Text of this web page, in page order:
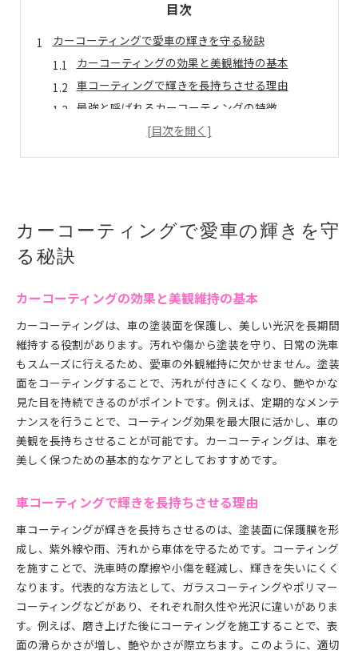
目次
カーコーティングで愛車の輝きを守る秘訣
カーコーティングの効果と美観維持の基本
車コーティングで輝きを長持ちさせる理由
最強と呼ばれるカーコーティングの特徴
ガラスコーティングのメリット活用法
カーコーティングを自分でする際の手順
車コーティング剤の選び方と注意点
カーコーティング初心者のための実践ポイント
カーコーティングでやってはいけないこと
カーコーティングを長持ちさせる実践テクニック
カーコーティング効果を保つ日々の習慣
車コーティング後の適切なメンテナンス法
カーコーティングで洗車頻度を最適化する方法
コーティング剤別の長持ちさせるコツ
カーコーティング車に推奨される洗車方法
気になるデメリットも徹底解説カーコーティング
カーコーティングの一般的なデメリット解説
ガラスコーティングをしない方がいい場合
カーコーティングで失敗しやすいポイント
バッグやスニーカーコーティングの注意点
カーコーティングのコストと効果を比較
カーコーティングで後悔しない選び方
カーコーティングで愛車の輝きを守
る秘訣
カーコーティングの効果と美観維持の基本
カーコーティングは、車の塗装面を保護し、美しい光沢を長期間
維持する役割があります。汚れや傷から塗装を守り、日常の洗車
もスムーズに行えるため、愛車の外観維持に欠かせません。塗装
面をコーティングすることで、汚れが付きにくくなり、艶やかな
見た目を持続できるのがポイントです。例えば、定期的なメンテ
ナンスを行うことで、コーティング効果を最大限に活かし、車の
美観を長持ちさせることが可能です。カーコーティングは、車を
美しく保つための基本的なケアとしておすすめです。
車コーティングで輝きを長持ちさせる理由
車コーティングが輝きを長持ちさせるのは、塗装面に保護膜を形
成し、紫外線や雨、汚れから車体を守るためです。コーティング
を施すことで、洗車時の摩擦や小傷を軽減し、輝きを失いにくく
なります。代表的な方法として、ガラスコーティングやポリマー
コーティングなどがあり、それぞれ耐久性や光沢に違いがありま
す。例えば、磨き上げた後にコーティングを施工することで、表
面の滑らかさが増し、艶やかさが際立ちます。このように、適切